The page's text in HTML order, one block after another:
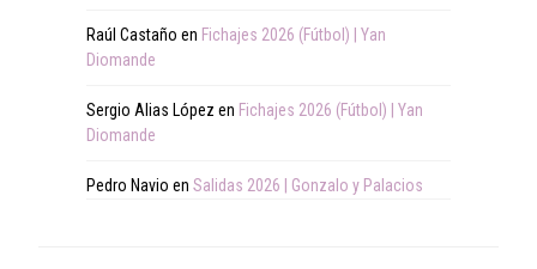
Raúl Castaño en Fichajes 2026 (Fútbol) | Yan
Diomande
Sergio Alias López en Fichajes 2026 (Fútbol) | Yan
Diomande
Pedro Navio en Salidas 2026 | Gonzalo y Palacios